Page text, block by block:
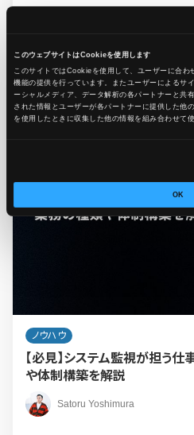
このウェブサイトはCookieを使用します
このサイトではCookieを使用して、ユーザーに合
機能の提供を行っています。またユーザーによるサ
ーシャルメディア、データ解析の各パートナーと共
された情報とユーザーが各パートナーに提供した他
を使用したときに収集した他の情報を組み合わせて
OK
ノウハウ
【必見】システム監視が担う
や体制構築を解説
Satoru Yoshimura